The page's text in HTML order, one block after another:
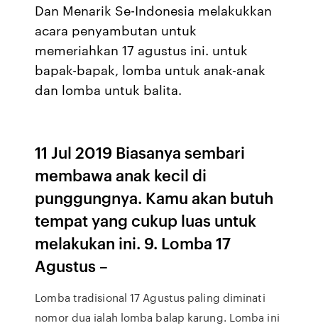
Dan Menarik Se-Indonesia melakukkan
acara penyambutan untuk
memeriahkan 17 agustus ini. untuk
bapak-bapak, lomba untuk anak-anak
dan lomba untuk balita.
11 Jul 2019 Biasanya sembari
membawa anak kecil di
punggungnya. Kamu akan butuh
tempat yang cukup luas untuk
melakukan ini. 9. Lomba 17
Agustus –
Lomba tradisional 17 Agustus paling diminati
nomor dua ialah lomba balap karung. Lomba ini